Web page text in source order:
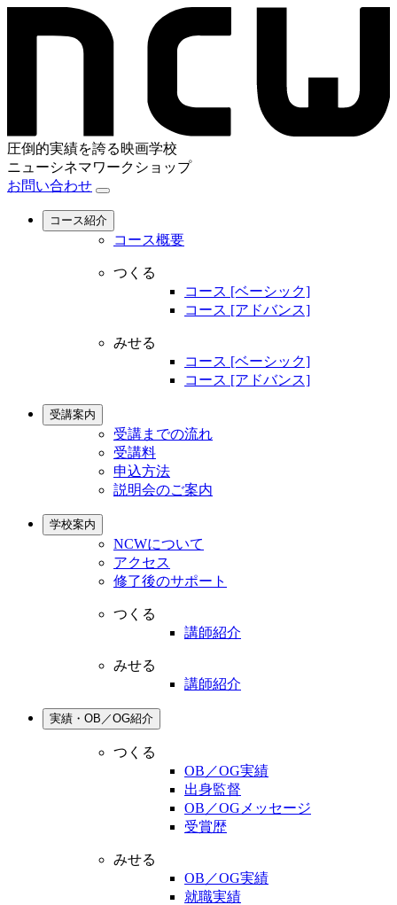
圧倒的実績を誇る映画学校
ニューシネマワークショップ
お問い合わせ
コース紹介
コース概要
つくる
コース [ベーシック]
コース [アドバンス]
みせる
コース [ベーシック]
コース [アドバンス]
受講案内
受講までの流れ
受講料
申込方法
説明会のご案内
学校案内
NCWについて
アクセス
修了後のサポート
つくる
講師紹介
みせる
講師紹介
実績・OB／OG紹介
つくる
OB／OG実績
出身監督
OB／OGメッセージ
受賞歴
みせる
OB／OG実績
就職実績